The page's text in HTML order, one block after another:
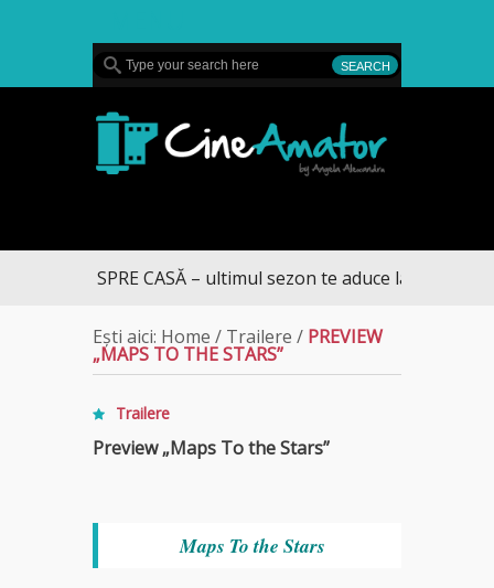
SPRE CASĂ – ultimul sezon te aduce la DIVA
Ești aici: Home / Trailere / PREVIEW
„MAPS TO THE STARS”
Trailere
Preview „Maps To the Stars”
Maps To the Stars